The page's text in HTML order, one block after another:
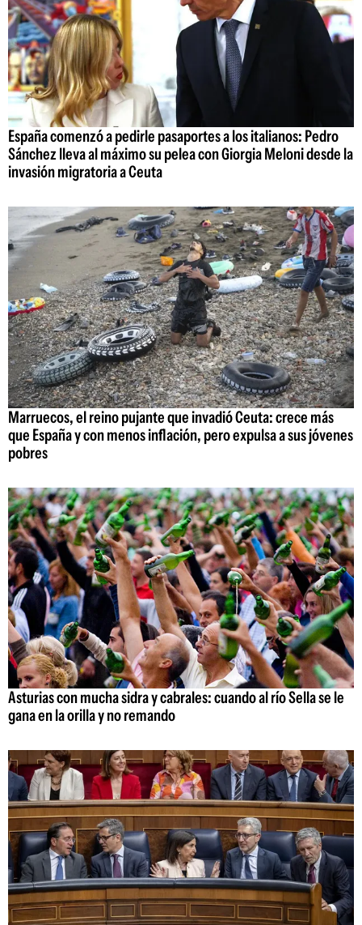
España comenzó a pedirle pasaportes a los italianos: Pedro
Sánchez lleva al máximo su pelea con Giorgia Meloni desde la
invasión migratoria a Ceuta
Marruecos, el reino pujante que invadió Ceuta: crece más
que España y con menos inflación, pero expulsa a sus jóvenes
pobres
Asturias con mucha sidra y cabrales: cuando al río Sella se le
gana en la orilla y no remando